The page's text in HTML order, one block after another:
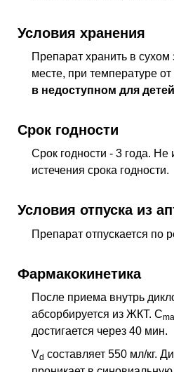
Условия хранения
Препарат хранить в
месте, при температуре
в недоступном для
Срок годности
Срок годности - 3 года. Не
истечения срока годности.
Условия отпуска из
Препарат отпускается по
Фармакокинетика
После приема внутрь
абсорбируется из ЖКТ. C
достигается через 40 мин.
Vd составляет 550 мл/кг.